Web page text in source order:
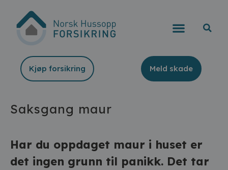
Kjøp forsikring Meld skade
Saksgang maur
Har du oppdaget maur i huset er
det ingen grunn til panikk. Det tar